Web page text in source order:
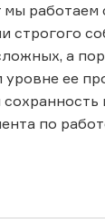
работаем
строгого
а
ее
по